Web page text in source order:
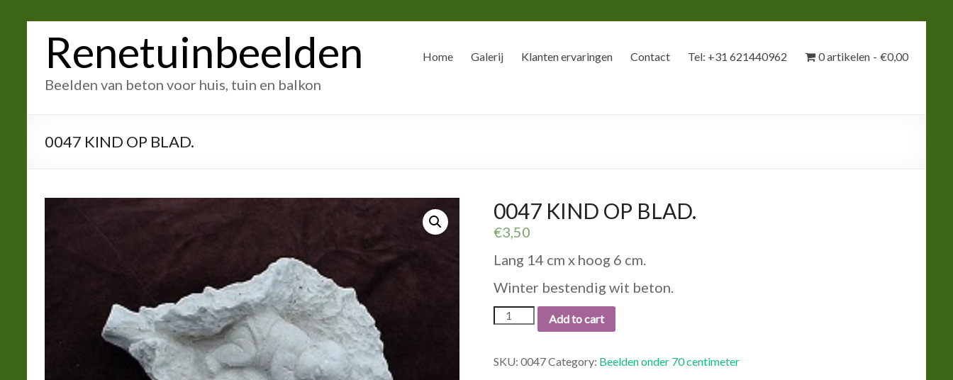
inhoudRenetuinbeelden
Beelden van beton voor huis, tuin en balkon
Home Galerij Klanten ervaringen Contact Tel: +31 621440962 0 artikelen €0,00
0047 KIND OP BLAD.
0047 KIND OP BLAD.
€3,50
Lang 14 cm x hoog 6 cm.
Winter bestendig wit beton.
0047
KIND
quantity
Add to cart
SKU:0047Category: Beelden onder 70 centimeter